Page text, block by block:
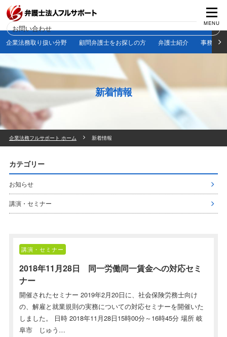
お問い合わせ
企業法務取り扱い分野 顧問弁護士をお探しの方 弁護士紹介 事務所紹
新着情報
企業法務フルサポート ホーム 新着情報
カテゴリー
お知らせ
講演・セミナー
講演・セミナー
2018年11月28日 同一労働同一賃金への対応セミ
ナー
開催されたセミナー 2019年2月20日に、社会保険労務士向け
の、解雇と就業規則の実務についての対応セミナーを開催いた
しました。 日時 2018年11月28日15時00分～16時45分 場所 岐
阜市 じゅう…